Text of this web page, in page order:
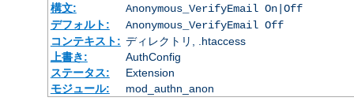
構文:
Anonymous_VerifyEmail On|Off
デフォルト:
Anonymous_VerifyEmail Off
コンテキスト: ディレクトリ, .htaccess
上書き:
AuthConfig
ステータス:
Extension
モジュール:
mod_authn_anon